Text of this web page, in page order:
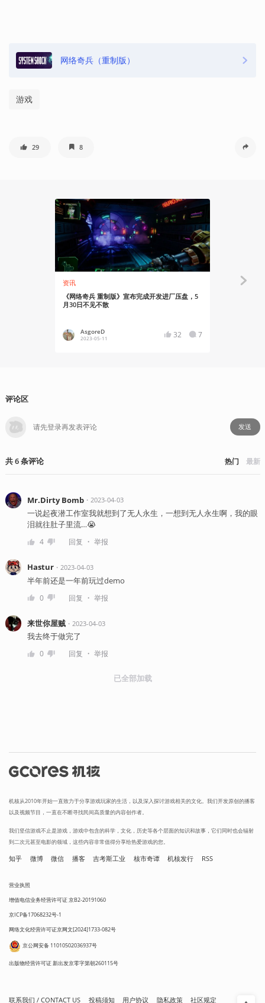
网络奇兵（重制版）
游戏
29 8
资讯
《网络奇兵 重制版》宣布完成开发进厂压盘，5
月30日不见不散
AsgoreD
2023-05-11 32 7
评论区
发送
共6条评论 热门 最新
Mr.Dirty Bomb・ 2023-04-03
一说起夜潜工作室我就想到了无人永生，一想到无人永生啊，我的眼
泪就往肚子里流…😭
4 回复 ・ 举报
Hastur・ 2023-04-03
半年前还是一年前玩过demo
0 回复 ・ 举报
来世你屋贼・ 2023-04-03
我去终于做完了
0 回复 ・ 举报
已全部加载
机核从2010年开始一直致力于分享游戏玩家的生活，以及深入探讨游戏相关的文化。我们开发原创的播客
以及视频节目，一直在不断寻找民间高质量的内容创作者。
我们坚信游戏不止是游戏，游戏中包含的科学，文化，历史等各个层面的知识和故事，它们同时也会辐射
到二次元甚至电影的领域，这些内容非常值得分享给热爱游戏的您。
知乎 微博 微信 播客 吉考斯工业 核市奇谭 机核发行 RSS
营业执照
增值电信业务经营许可证 京B2-20191060
京ICP备17068232号-1
网络文化经营许可证京网文[2024]1733-082号
京公网安备 11010502036937号
出版物经营许可证 新出发京零字第朝260115号
联系我们 / CONTACT US 投稿须知 用户协议 隐私政策 社区规定